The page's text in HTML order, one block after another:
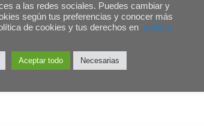
con el entonces importante problema de la
mecanismos fundamentales que operan en
uno de los conceptos más fundamentales,
charla utilizaré modelos y aplicaciones en
un sistema físico. Veremos que la entropía es
a las redes sociales. Puedes cambiar y
según tus preferencias y conocer más
de cookies y tus derechos en polítíca
Aceptar todo Necesarias